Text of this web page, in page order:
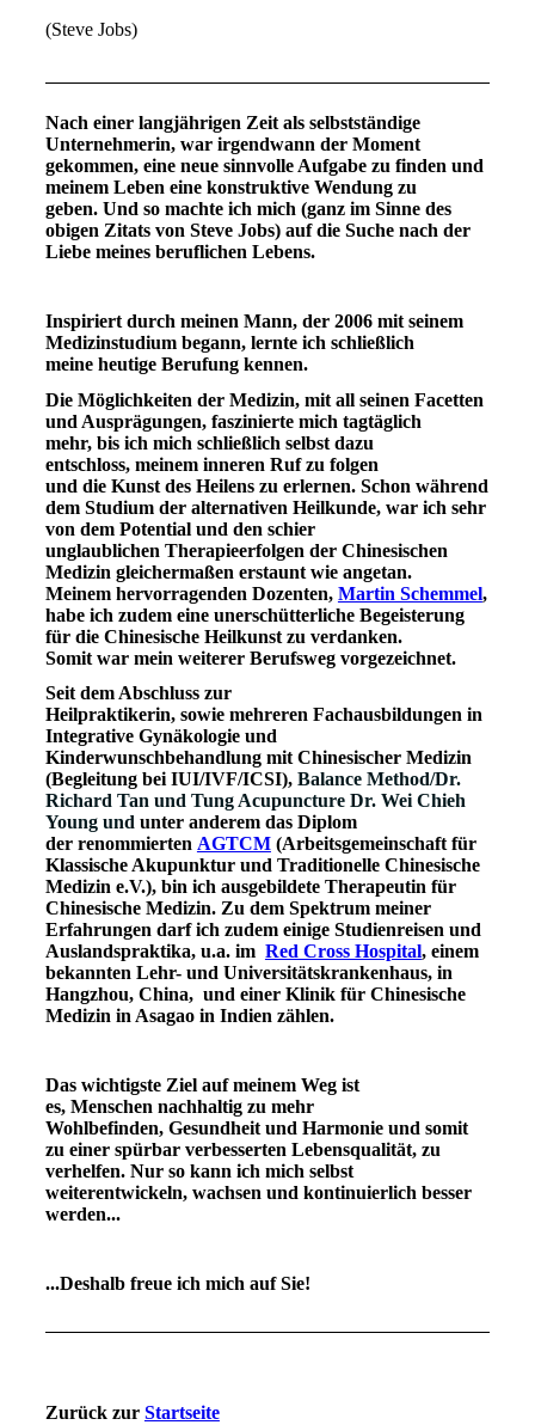
(Steve Jobs)
Nach einer langjährigen Zeit als selbstständige
Unternehmerin, war irgendwann der Moment
gekommen, eine neue sinnvolle Aufgabe zu finden und
meinem Leben eine konstruktive Wendung zu
geben. Und so machte ich mich (ganz im Sinne des
obigen Zitats von Steve Jobs) auf die Suche nach der
Liebe meines beruflichen Lebens.
Inspiriert durch meinen Mann, der 2006 mit seinem
Medizinstudium begann, lernte ich schließlich
meine heutige Berufung kennen.
Die Möglichkeiten der Medizin, mit all seinen Facetten
und Ausprägungen, faszinierte mich tagtäglich
mehr, bis ich mich schließlich selbst dazu
entschloss, meinem inneren Ruf zu folgen
und die Kunst des Heilens zu erlernen. Schon während
dem Studium der alternativen Heilkunde, war ich sehr
von dem Potential und den schier
unglaublichen Therapieerfolgen der Chinesischen
Medizin gleichermaßen erstaunt wie angetan.
Meinem hervorragenden Dozenten, Martin Schemmel,
habe ich zudem eine unerschütterliche Begeisterung
für die Chinesische Heilkunst zu verdanken.
Somit war mein weiterer Berufsweg vorgezeichnet.
Seit dem Abschluss zur
Heilpraktikerin, sowie mehreren Fachausbildungen in
Integrative Gynäkologie und
Kinderwunschbehandlung mit Chinesischer Medizin
(Begleitung bei IUI/IVF/ICSI), Balance Method/Dr.
Richard Tan und Tung Acupuncture Dr. Wei Chieh
Young und unter anderem das Diplom
der renommierten AGTCM(Arbeitsgemeinschaft für
Klassische Akupunktur und Traditionelle Chinesische
Medizin e.V.), bin ich ausgebildete Therapeutin für
Chinesische Medizin. Zu dem Spektrum meiner
Erfahrungen darf ich zudem einige Studienreisen und
Auslandspraktika, u.a. im Red Cross Hospital, einem
bekannten Lehr- und Universitätskrankenhaus, in
Hangzhou, China, und einer Klinik für Chinesische
Medizin in Asagao in Indien zählen.
Das wichtigste Ziel auf meinem Weg ist
es, Menschen nachhaltig zu mehr
Wohlbefinden, Gesundheit und Harmonie und somit
zu einer spürbar verbesserten Lebensqualität, zu
verhelfen. Nur so kann ich mich selbst
weiterentwickeln, wachsen und kontinuierlich besser
werden...
...Deshalb freue ich mich auf Sie!
Zurück zur Startseite